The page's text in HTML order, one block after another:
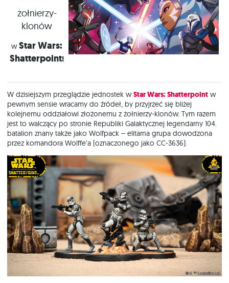
żołnierzy-
klonów
wStarWars:
Shatterpoint!
W dzisiejszym przeglądzie jednostek wStar Wars: Shatterpoint w
pewnym sensie wracamy do źródeł, by przyjrzeć się bliżej
kolejnemu oddziałowi złożonemu z żołnierzy-klonów. Tym razem
jest to walczący po stronie Republiki Galaktycznej legendarny 104.
batalion znany także jako Wolfpack – elitarna grupa dowodzona
przez komandora Wolffe’a (oznaczonego jako CC-3636).